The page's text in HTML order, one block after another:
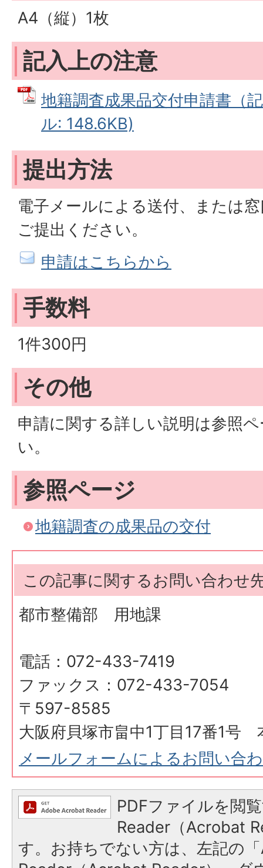
A4（縦）1枚
記入上の注意
地籍調査成果品交付申請書（
ル: 148.6KB)
提出方法
電子メールによる送付、または
ご提出ください。
申請はこちらから
手数料
1件300円
その他
申請に関する詳しい説明は参照
い。
参照ページ
地籍調査の成果品の交付
この記事に関するお問い合わせ
都市整備部 用地課
電話：072-433-7419
ファックス：072-433-7054
〒597-8585
大阪府貝塚市畠中1丁目17番1号
メールフォームによるお問い合
PDFファイルを閲
Reader（Acrobat
す。お持ちでない方は、左記の